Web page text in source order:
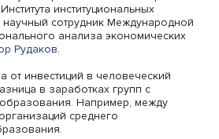
вуза в частности? Эти темы
«Рынок труда выпускников
магистерской программы НИУ
».
выступил приглашенный эксперт
Института институциональных
научный сотрудник
анализа